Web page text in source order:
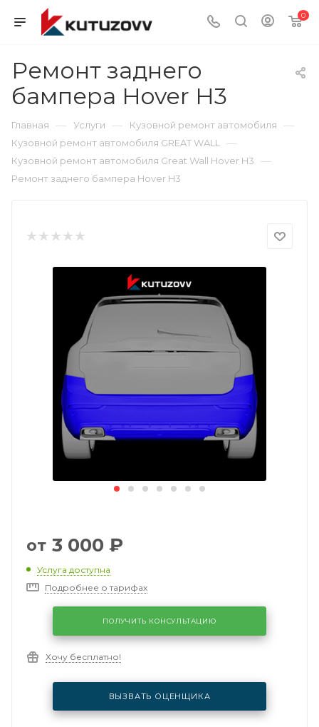
0
Ремонт заднего
бампера Hover H3
Главная — Услуги — Кузовной ремонт автомобиля —
Кузовной ремонт автомобиля GREAT WALL —
Кузовной ремонт автомобиля Great Wall Hover H3 —
Ремонт заднего бампера Hover H3
от 3 000 ₽
Услуга доступна
Подробнее о тарифах
ПОЛУЧИТЬ КОНСУЛЬТАЦИЮ
Хочу бесплатно!
ВЫЗВАТЬ ОЦЕНЩИКА